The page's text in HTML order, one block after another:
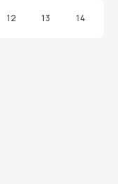
12 13 14